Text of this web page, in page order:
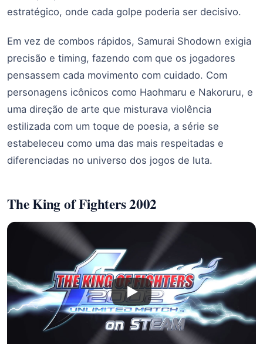
estratégico, onde cada golpe poderia ser decisivo.
Em vez de combos rápidos, Samurai Shodown exigia
precisão e timing, fazendo com que os jogadores
pensassem cada movimento com cuidado. Com
personagens icônicos como Haohmaru e Nakoruru, e
uma direção de arte que misturava violência
estilizada com um toque de poesia, a série se
estabeleceu como uma das mais respeitadas e
diferenciadas no universo dos jogos de luta.
The King of Fighters 2002